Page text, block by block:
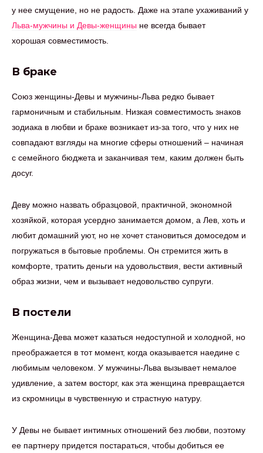
у нее смущение, но не радость. Даже на этапе ухаживаний у
Льва-мужчины и Девы-женщины не всегда бывает
хорошая совместимость.
В браке
Союз женщины-Девы и мужчины-Льва редко бывает
гармоничным и стабильным. Низкая совместимость знаков
зодиака в любви и браке возникает из-за того, что у них не
совпадают взгляды на многие сферы отношений – начиная
с семейного бюджета и заканчивая тем, каким должен быть
досуг.
Деву можно назвать образцовой, практичной, экономной
хозяйкой, которая усердно занимается домом, а Лев, хоть и
любит домашний уют, но не хочет становиться домоседом и
погружаться в бытовые проблемы. Он стремится жить в
комфорте, тратить деньги на удовольствия, вести активный
образ жизни, чем и вызывает недовольство супруги.
В постели
Женщина-Дева может казаться недоступной и холодной, но
преображается в тот момент, когда оказывается наедине с
любимым человеком. У мужчины-Льва вызывает немалое
удивление, а затем восторг, как эта женщина превращается
из скромницы в чувственную и страстную натуру.
У Девы не бывает интимных отношений без любви, поэтому
ее партнеру придется постараться, чтобы добиться ее